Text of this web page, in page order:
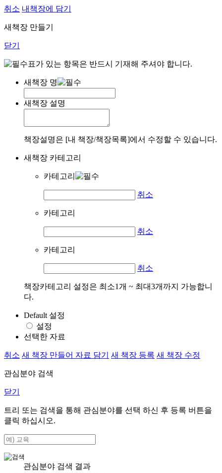
취소 내책장에 담기
새책장 만들기
닫기
표가 있는 항목은 반드시 기재해 주셔야 합니다.
새책장 명
새책장 설명
책장설명은 [내 책장/책장목록]에서 수정할 수 있습니다.
새책장 카테고리
카테고리
취소
카테고리
취소
카테고리
취소
책장카테고리 설정은 최소1개 ~ 최대3개까지 가능합니
다.
Default 설정
설정
선택한 자료
취소 새 책장 만들어 자료 담기 새 책장 등록 새 책장 수정
관심분야 검색
닫기
트리 또는 검색을 통해 관심분야를 선택 하신 후 등록 버튼을
클릭 하십시오.
관심분야 검색 결과